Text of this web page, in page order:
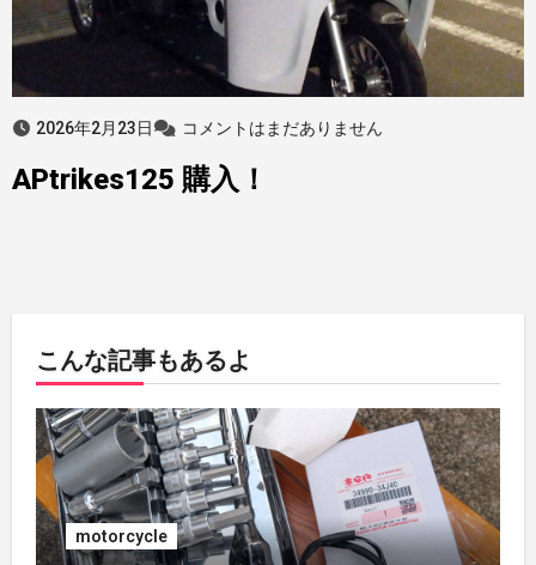
2026年2月23日 コメントはまだありません
APtrikes125 購入！
こんな記事もあるよ
motorcycle